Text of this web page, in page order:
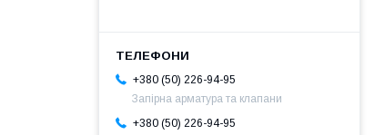
+380 (50) 226-94-95
Запірна арматура та клапани
+380 (50) 226-94-95